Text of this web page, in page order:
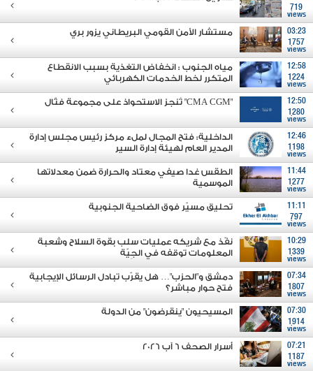
719
views
03:23
1757
views
مستشار الأمن القومي البريطاني يزور بري
12:58
1224
views
مياه الجنوب : انخفاض التغذية بسبب الانقطاع
المتكرر لخط الخدمات الكهربائي
12:50
1280
views
"CMA CGM" تُنجز الاستحواذ على مجموعة فتّال
12:46
1198
views
الداخلية: فتح المجال لملء مركز رئيس مجلس إدارة
المدير العام لهيئة إدارة السير
11:44
1277
views
الطقس غدا صيفي معتاد والحرارة ضمن معدلاتها
الموسمية
11:11
797
views
تحليق مسيّر فوق الضاحية الجنوبية
10:29
1339
views
نفّذ مع شريكه عمليات سلب بقوة السلاح وشعبة
المعلومات توقفه في الجِيّة
07:34
1807
views
دمشق و"الحزب"… هل يقرّب تبادل الرسائل الإيجابية
فتح حوار مباشر؟
07:30
1914
views
المسيحيون "ينقرضون" من الدولة
07:21
1187
views
أسرار الصحف 6 آب 2026